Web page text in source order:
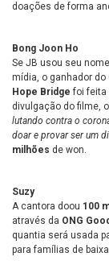
doações de forma
Bong Joon Ho
Se JB usou seu
mídia, o ganhador
Hope Bridge foi feita
divulgação do filme,
lutando contra o
doar e provar ser um
milhões de won.
Suzy
A cantora doou 100
através da ONG
quantia será usada
para famílias de